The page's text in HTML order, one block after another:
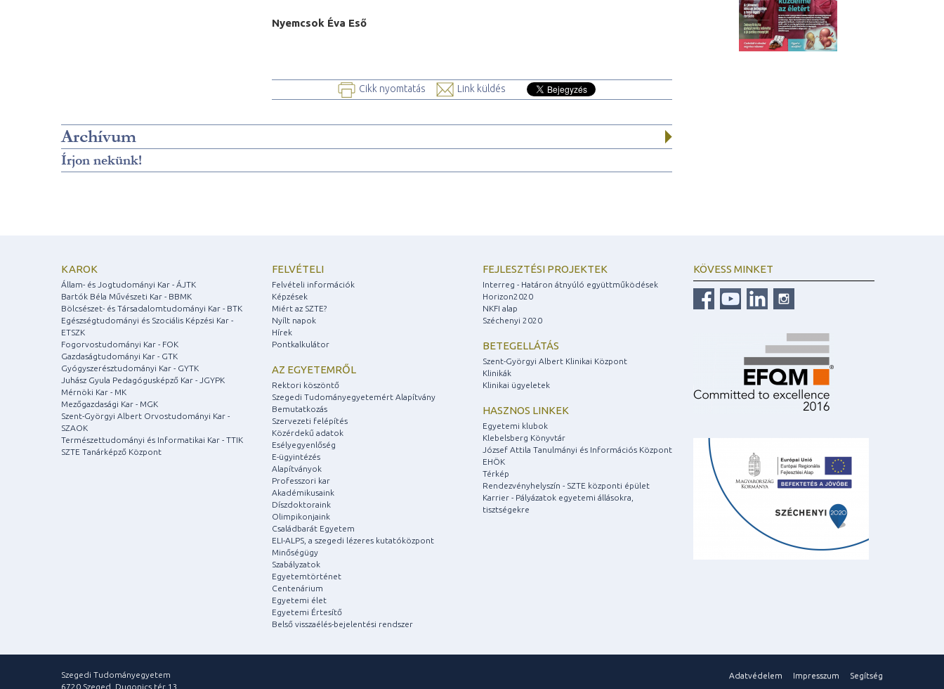
Nyemcsok Éva Eső
Cikk nyomtatás Link küldés
Archívum
Írjon nekünk!
KAROK
Állam- és Jogtudományi Kar - ÁJTK
Bartók Béla Művészeti Kar - BBMK
Bölcsészet- és Társadalomtudományi Kar - BTK
Egészségtudományi és Szociális Képzési Kar -
ETSZK
Fogorvostudományi Kar - FOK
Gazdaságtudományi Kar - GTK
Gyógyszerésztudományi Kar - GYTK
Juhász Gyula Pedagógusképző Kar - JGYPK
Mérnöki Kar - MK
Mezőgazdasági Kar - MGK
Szent-Györgyi Albert Orvostudományi Kar -
SZAOK
Természettudományi és Informatikai Kar - TTIK
SZTE Tanárképző Központ
FELVÉTELI
Felvételi információk
Képzések
Miért az SZTE?
Nyílt napok
Hírek
Pontkalkulátor
AZ EGYETEMRŐL
Rektori köszöntő
Szegedi Tudományegyetemért Alapítvány
Bemutatkozás
Szervezeti felépítés
Közérdekű adatok
Esélyegyenlőség
E-ügyintézés
Alapítványok
Professzori kar
Akadémikusaink
Díszdoktoraink
Olimpikonjaink
Családbarát Egyetem
ELI-ALPS, a szegedi lézeres kutatóközpont
Minőségügy
Szabályzatok
Egyetemtörténet
Centenárium
Egyetemi élet
Egyetemi Értesítő
Belső visszaélés-bejelentési rendszer
FEJLESZTÉSI PROJEKTEK
Interreg - Határon átnyúló együttműködések
Horizon2020
NKFI alap
Széchenyi 2020
BETEGELLÁTÁS
Szent-Györgyi Albert Klinikai Központ
Klinikák
Klinikai ügyeletek
HASZNOS LINKEK
Egyetemi klubok
Klebelsberg Könyvtár
József Attila Tanulmányi és Információs Központ
EHÖK
Térkép
Rendezvényhelyszín - SZTE központi épület
Karrier - Pályázatok egyetemi állásokra,
tisztségekre
KÖVESS MINKET
Szegedi Tudományegyetem
6720 Szeged, Dugonics tér 13.
Adatvédelem Impresszum Segítség